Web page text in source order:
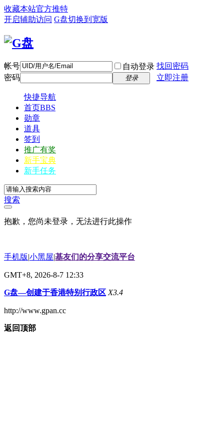
收藏本站官方推特
开启辅助访问 G盘切换到宽版
帐号 自动登录 找回密码
密码
登录 立即注册
快捷导航
首页BBS
勋章
道具
签到
推广有奖
新手宝典
新手任务
搜索
抱歉，您尚未登录，无法进行此操作
手机版|小黑屋|基友们的分享交流平台
GMT+8, 2026-8-7 12:33
G盘—创建于香港特别行政区 X3.4
http://www.gpan.cc
返回顶部